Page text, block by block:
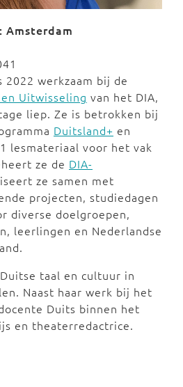
2022 werkzaam bij de
Uitwisseling van het DIA,
liep. Ze is betrokken bij
Duitsland+ en
lesmateriaal voor het vak
ze de DIA-
ze samen met
projecten, studiedagen
diverse doelgroepen,
leerlingen en Nederlandse
taal en cultuur in
Naast haar werk bij het
Duits binnen het
en theaterredactrice.